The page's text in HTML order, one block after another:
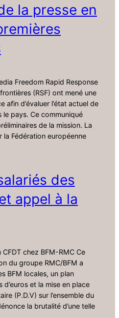
la presse en
Freedom Rapid Response
(RSF) ont mené une
afin d’évaluer l’état actuel de
le pays. Ce communiqué
de la mission. La
la Fédération européenne
des
appel à la
chez BFM-RMC Ce
du groupe RMC/BFM a
BFM locales, un plan
d’euros et la mise en place
(P.D.V) sur l’ensemble du
la brutalité d’une telle